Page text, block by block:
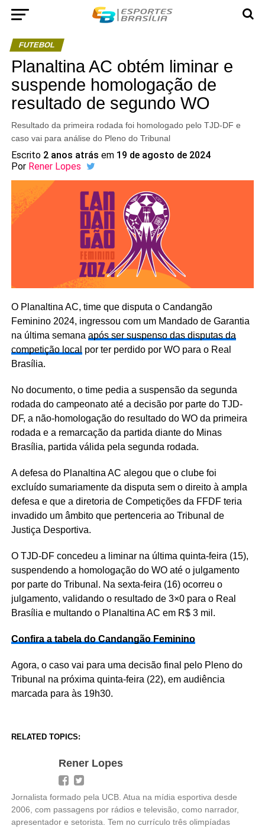
FUTEBOL
Planaltina AC obtém liminar e
suspende homologação de
resultado de segundo WO
Resultado da primeira rodada foi homologado pelo TJD-DF e
caso vai para análise do Pleno do Tribunal
Escrito 2 anos atrás em 19 de agosto de 2024
Por Rener Lopes
O Planaltina AC, time que disputa o Candangão
Feminino 2024, ingressou com um Mandado de Garantia
na última semana após ser suspenso das disputas da
competição local por ter perdido por WO para o Real
Brasília.
No documento, o time pedia a suspensão da segunda
rodada do campeonato até a decisão por parte do TJD-
DF, a não-homologação do resultado do WO da primeira
rodada e a remarcação da partida diante do Minas
Brasília, partida válida pela segunda rodada.
A defesa do Planaltina AC alegou que o clube foi
excluído sumariamente da disputa sem o direito à ampla
defesa e que a diretoria de Competições da FFDF teria
invadido um âmbito que pertenceria ao Tribunal de
Justiça Desportiva.
O TJD-DF concedeu a liminar na última quinta-feira (15),
suspendendo a homologação do WO até o julgamento
por parte do Tribunal. Na sexta-feira (16) ocorreu o
julgamento, validando o resultado de 3×0 para o Real
Brasília e multando o Planaltina AC em R$ 3 mil.
Confira a tabela do Candangão Feminino
Agora, o caso vai para uma decisão final pelo Pleno do
Tribunal na próxima quinta-feira (22), em audiência
marcada para às 19h30.
RELATED TOPICS:
Rener Lopes
Jornalista formado pela UCB. Atua na mídia esportiva desde
2006, com passagens por rádios e televisão, como narrador,
apresentador e setorista. Tem no currículo três olimpíadas